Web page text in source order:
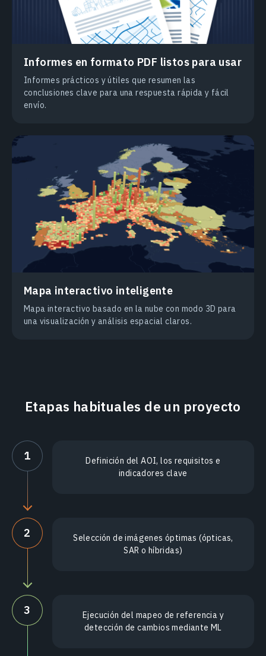
Informes en formato PDF listos para usar
Informes prácticos y útiles que resumen las
conclusiones clave para una respuesta rápida y fácil
envío.
Mapa interactivo inteligente
Mapa interactivo basado en la nube con modo 3D para
una visualización y análisis espacial claros.
Etapas habituales de un proyecto
1
Definición del AOI, los requisitos e
indicadores clave
2
Selección de imágenes óptimas (ópticas,
SAR o híbridas)
3
Ejecución del mapeo de referencia y
detección de cambios mediante ML